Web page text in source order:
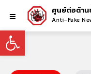
Open toolbar
ศูนย์ต่อต้าน
Anti-Fake